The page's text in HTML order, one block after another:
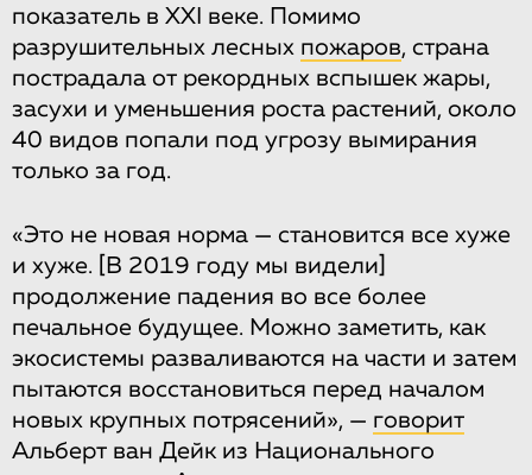
показатель в XXI веке. Помимо
разрушительных лесных пожаров, страна
пострадала от рекордных вспышек жары,
засухи и уменьшения роста растений, около
40 видов попали под угрозу вымирания
только за год.
«Это не новая норма — становится все хуже
и хуже.
[В 2019 году мы видели]
продолжение падения во все более
печальное будущее. Можно заметить, как
экосистемы разваливаются на части и затем
пытаются восстановиться перед началом
новых крупных потрясений», — говорит
Альберт ван Дейк из Национального